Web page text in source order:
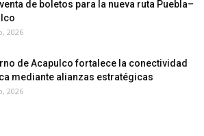
de boletos para la nueva ruta Puebla–
2026
de Acapulco fortalece la conectividad
mediante alianzas estratégicas
2026